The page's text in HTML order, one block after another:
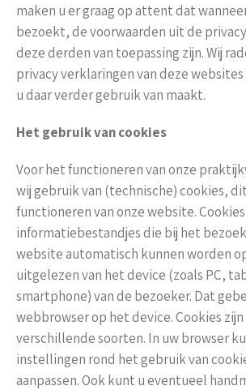
maken u er graag op attent dat
bezoekt, de voorwaarden uit de
deze derden van toepassing zijn. Wij
privacy verklaringen van deze
u daar verder gebruik van maakt.
Het gebruik van cookies
Voor het functioneren van onze
wij gebruik van (technische) cookies,
functioneren van onze website.
informatiebestandjes die bij het
website automatisch kunnen worden
uitgelezen van het device (zoals PC,
smartphone) van de bezoeker. Dat
webbrowser op het device. Cookies zijn
verschillende soorten. In uw browser
instellingen rond het gebruik van
aanpassen. Ook kunt u eventueel